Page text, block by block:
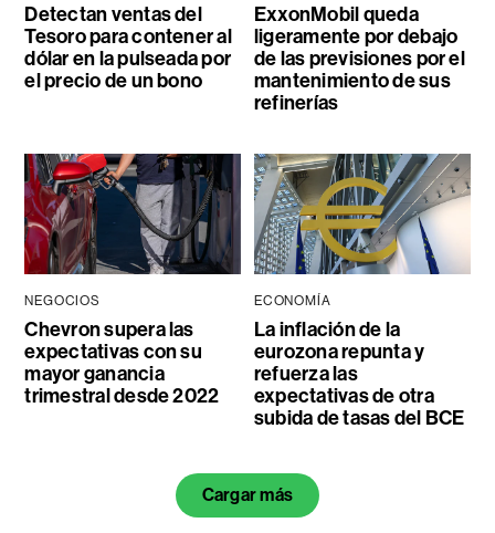
Detectan ventas del
Tesoro para contener al
dólar en la pulseada por
el precio de un bono
ExxonMobil queda
ligeramente por debajo
de las previsiones por el
mantenimiento de sus
refinerías
NEGOCIOS
Chevron supera las
expectativas con su
mayor ganancia
trimestral desde 2022
ECONOMÍA
La inflación de la
eurozona repunta y
refuerza las
expectativas de otra
subida de tasas del BCE
Cargar más